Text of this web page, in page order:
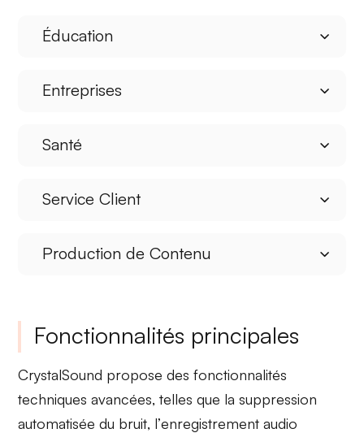
Éducation
Entreprises
Santé
Service Client
Production de Contenu
Fonctionnalités principales
CrystalSound propose des fonctionnalités
techniques avancées, telles que lasuppression
automatisée du bruit, l’enregistrement audio